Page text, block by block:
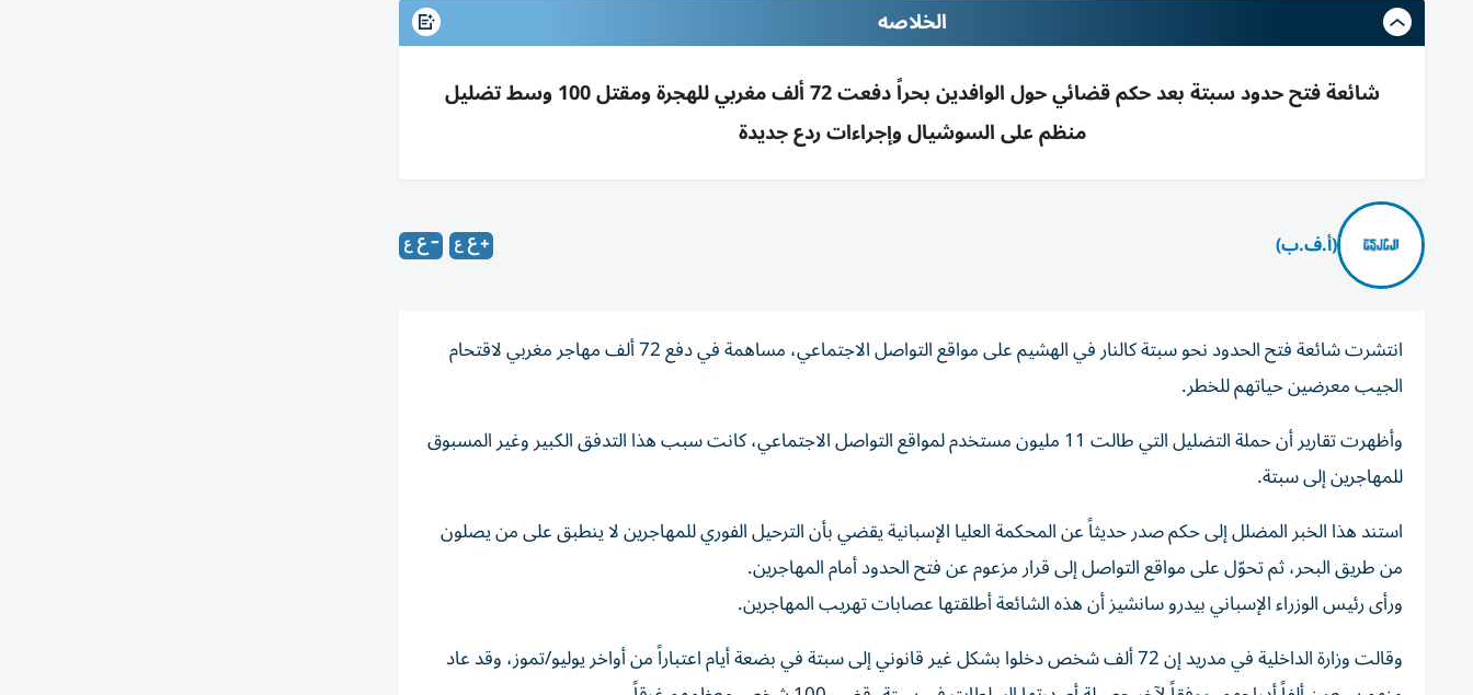
الخلاصه
شائعة فتح حدود سبتة بعد حكم قضائي حول الوافدين بحراً دفعت 72 ألف مغربي للهجرة ومقتل 100 وسط تضليل
منظم على السوشيال وإجراءات ردع جديدة
(أ.ف.ب)
انتشرت شائعة فتح الحدود نحو سبتة كالنار في الهشيم على مواقع التواصل الاجتماعي، مساهمة في دفع 72 ألف مهاجر مغربي لاقتحام
الجيب معرضين حياتهم للخطر.
وأظهرت تقارير أن حملة التضليل التي طالت 11 مليون مستخدم لمواقع التواصل الاجتماعي، كانت سبب هذا التدفق الكبير وغير المسبوق
للمهاجرين إلى سبتة.
استند هذا الخبر المضلل إلى حكم صدر حديثاً عن المحكمة العليا الإسبانية يقضي بأن الترحيل الفوري للمهاجرين لا ينطبق على من يصلون
من طريق البحر، ثم تحوّل على مواقع التواصل إلى قرار مزعوم عن فتح الحدود أمام المهاجرين.
ورأى رئيس الوزراء الإسباني بيدرو سانشيز أن هذه الشائعة أطلقتها عصابات تهريب المهاجرين.
وقالت وزارة الداخلية في مدريد إن 72 ألف شخص دخلوا بشكل غير قانوني إلى سبتة في بضعة أيام اعتباراً من أواخر يوليو/تموز، وقد عاد